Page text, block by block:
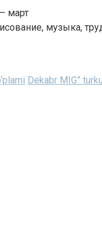
март
музыка,
Dekabr MIG”